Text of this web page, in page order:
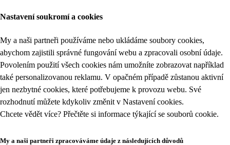
Nastavení soukromí a cookies
My a naši partneři používáme nebo ukládáme soubory cookies,
abychom zajistili správné fungování webu a zpracovali osobní údaje.
Povolením použití všech cookies nám umožníte zobrazovat například
také personalizovanou reklamu. V opačném případě zůstanou aktivní
jen nezbytné cookies, které potřebujeme k provozu webu. Své
rozhodnutí můžete kdykoliv změnit v Nastavení cookies.
Chcete vědět více? Přečtěte si informace týkající se souborů cookie.
My a naši partneři zpracováváme údaje z následujících důvodů